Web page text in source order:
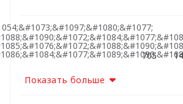
Показать больше
705